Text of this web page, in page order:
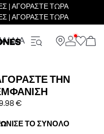
| ΑΓΟΡΑΣΤΕ ΤΩΡΑ
| ΑΓΟΡΑΣΤΕ ΤΩΡΑ
ΤΗΝ
€
ΤΟ ΣΎΝΟΛΟ